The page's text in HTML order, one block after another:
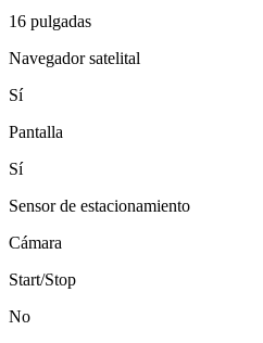
16 pulgadas
Navegador satelital
Sí
Pantalla
Sí
Sensor de estacionamiento
Cámara
Start/Stop
No